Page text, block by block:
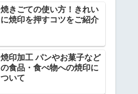
焼きごての使い方！きれい
に焼印を押すコツをご紹介
焼印加工 パンやお菓子など
の食品・食べ物への焼印に
ついて